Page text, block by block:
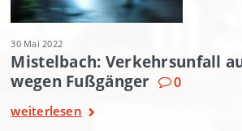
30 Mai 2022
Mistelbach: Verkehrsunfall
wegen Fußgänger
0
weiterlesen